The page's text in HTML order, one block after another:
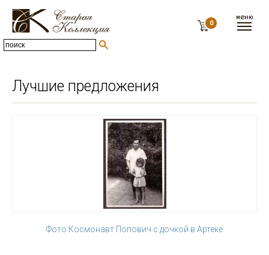
0
Лучшие предложения
Фото Космонавт Попович с дочкой в Артеке